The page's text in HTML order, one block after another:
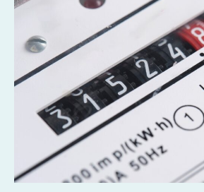
|Shutterstock